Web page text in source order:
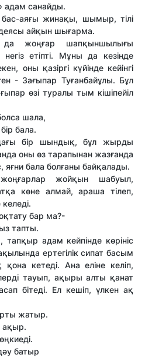
адам санайды.
аяғы жинақы, шымыр, тілі
айқын шығарма.
жоңғар шапқыншылығы
негіз етіпті. Мұны да кезінде
оны қазіргі күйінде кейінгі
- Зағыпар Туғанбайұлы. Бұл
өзі туралы тым кішіпейіл
шала,
бала.
бір шындық, бұл жырды
оны өз тарапынан жазғанда
бала болғаны байқалады.
жойқын шабуыл,
көне алмай, араша тілеп,
бар ма?-
тапты.
адам кейпінде көрініс
ертегілік сипат басым
кетеді. Ана еліне келіп,
тауып, ақыры алты қанат
бітеді. Ел кешіп, үлкен ақ
жатыр.
ақыр.
батыр